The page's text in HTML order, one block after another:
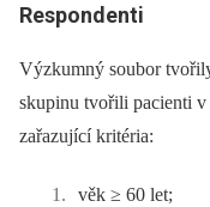
Respondenti
Výzkumný soubor
skupinu tvořili pacienti v
zařazující kritéria:
věk ≥ 60 let;